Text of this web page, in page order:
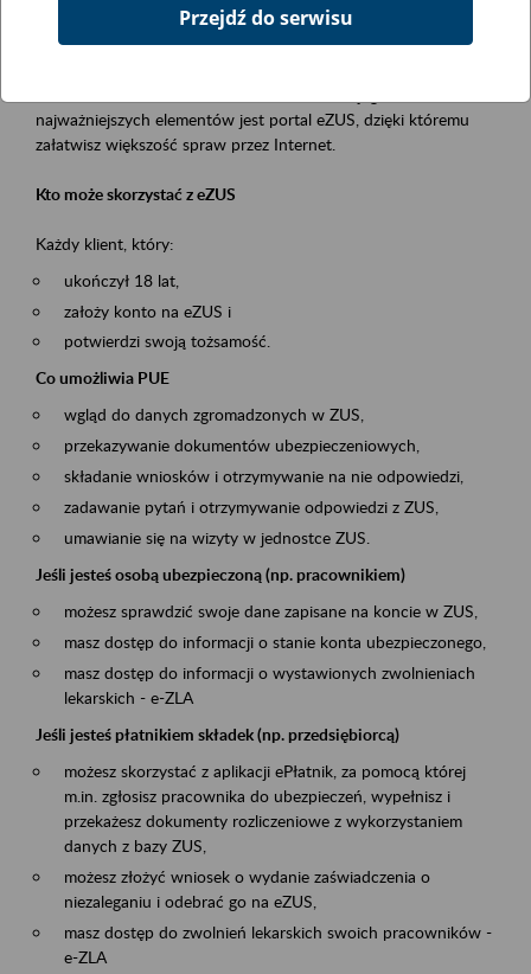
Platforma Usług Elektronicznych ZUS eZUS
najważniejszych elementów jest portal eZUS, dzięki któremu
załatwisz większość spraw przez Internet.
Kto może skorzystać z eZUS
Każdy klient, który:
ukończył 18 lat,
założy konto na eZUS i
potwierdzi swoją tożsamość.
Co umożliwia PUE
wgląd do danych zgromadzonych w ZUS,
przekazywanie dokumentów ubezpieczeniowych,
składanie wniosków i otrzymywanie na nie odpowiedzi,
zadawanie pytań i otrzymywanie odpowiedzi z ZUS,
umawianie się na wizyty w jednostce ZUS.
Jeśli jesteś osobą ubezpieczoną (np. pracownikiem)
możesz sprawdzić swoje dane zapisane na koncie w ZUS,
masz dostęp do informacji o stanie konta ubezpieczonego,
masz dostęp do informacji o wystawionych zwolnieniach
lekarskich - e-ZLA
Jeśli jesteś płatnikiem składek (np. przedsiębiorcą)
możesz skorzystać z aplikacji ePłatnik, za pomocą której
m.in. zgłosisz pracownika do ubezpieczeń, wypełnisz i
przekażesz dokumenty rozliczeniowe z wykorzystaniem
danych z bazy ZUS,
możesz złożyć wniosek o wydanie zaświadczenia o
niezaleganiu i odebrać go na eZUS,
masz dostęp do zwolnień lekarskich swoich pracowników -
e-ZLA
Przejdź do serwisu